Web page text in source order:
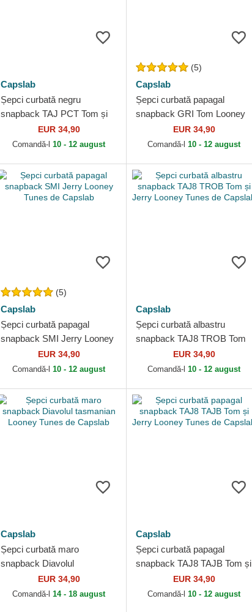
Capslab
Șepci curbată negru
snapback TAJ PCT Tom și
Jerry Looney Tunes de
Capslab
EUR 34,90
Comandă-l10 - 12 august
(5)
Capslab
Șepci curbată papagal
snapback GRI Tom Looney
Tunes de Capslab
EUR 34,90
Comandă-l10 - 12 august
(5)
Capslab
Șepci curbată papagal
snapback SMI Jerry Looney
Tunes de Capslab
EUR 34,90
Comandă-l10 - 12 august
Capslab
Șepci curbată albastru
snapback TAJ8 TROB Tom
și Jerry Looney Tunes de
Capslab
EUR 34,90
Comandă-l10 - 12 august
Capslab
Șepci curbată maro
snapback Diavolul
tasmanian Looney Tunes de
Capslab
EUR 34,90
Comandă-l14 - 18 august
Capslab
Șepci curbată papagal
snapback TAJ8 TAJB Tom și
Jerry Looney Tunes de
Capslab
EUR 34,90
Comandă-l10 - 12 august